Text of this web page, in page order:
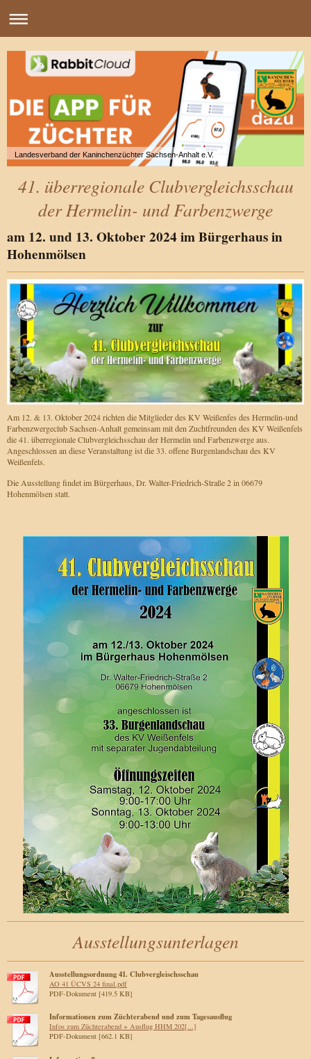
Landesverband der Kaninchenzüchter Sachsen-Anhalt e.V.
41. überregionale Clubvergleichsschau
der Hermelin- und Farbenzwerge
am 12. und 13. Oktober 2024 im Bürgerhaus in
Hohenmölsen
Am 12. & 13. Oktober 2024 richten die Mitglieder des KV Weißenfes des Hermelin-und
Farbenzwergeclub Sachsen-Anhalt gemeinsam mit den Zuchtfreunden des KV Weißenfels
die 41. überregionale Clubvergleichsschau der Hermelin und Farbenzwerge aus.
Angeschlossen an diese Veranstaltung ist die 33. offene Burgenlandschau des KV
Weißenfels.
Die Ausstellung findet im Bürgerhaus, Dr. Walter-Friedrich-Straße 2 in 06679
Hohenmölsen statt.
Ausstellungsunterlagen
Ausstellungsordnung 41. Clubvergleischsschau
AO 41 ÜCVS 24 final.pdf
PDF-Dokument [419.5 KB]
Informationen zum Züchterabend und zum Tagesausflug
Infos zum Züchterabend + Ausflug HHM 202[...]
PDF-Dokument [662.1 KB]